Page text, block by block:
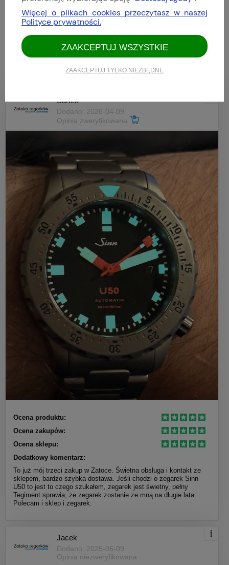
3
1
Bartek
Dodano: 2026-04-09
Opinia zweryfikowana
Ocena produktu:
Ocena zakupów:
Ocena sklepu:
Dodatkowy komentarz:
To już mój trzeci zakup w Zatoce. Świetna obsługa i kontakt ze
sklepem, bardzo szybka dostawa. Jeśli chodzi o zegarek Sinn
U50 to jest to czego szukałem, zegarek jest świetny, pełny
Tegiment sprawia, że zegarek zostanie ze mną na długie lata.
Polecam i sklep i zegarek.
Jacek
Dodano: 2025-06-09
Opinia niezweryfikowana
Więcej o plikach cookies przeczytasz w naszej
Polityce prywatności.
ZAAKCEPTUJ TYLKO NIEZBĘDNE
ZAAKCEPTUJ WSZYSTKIE